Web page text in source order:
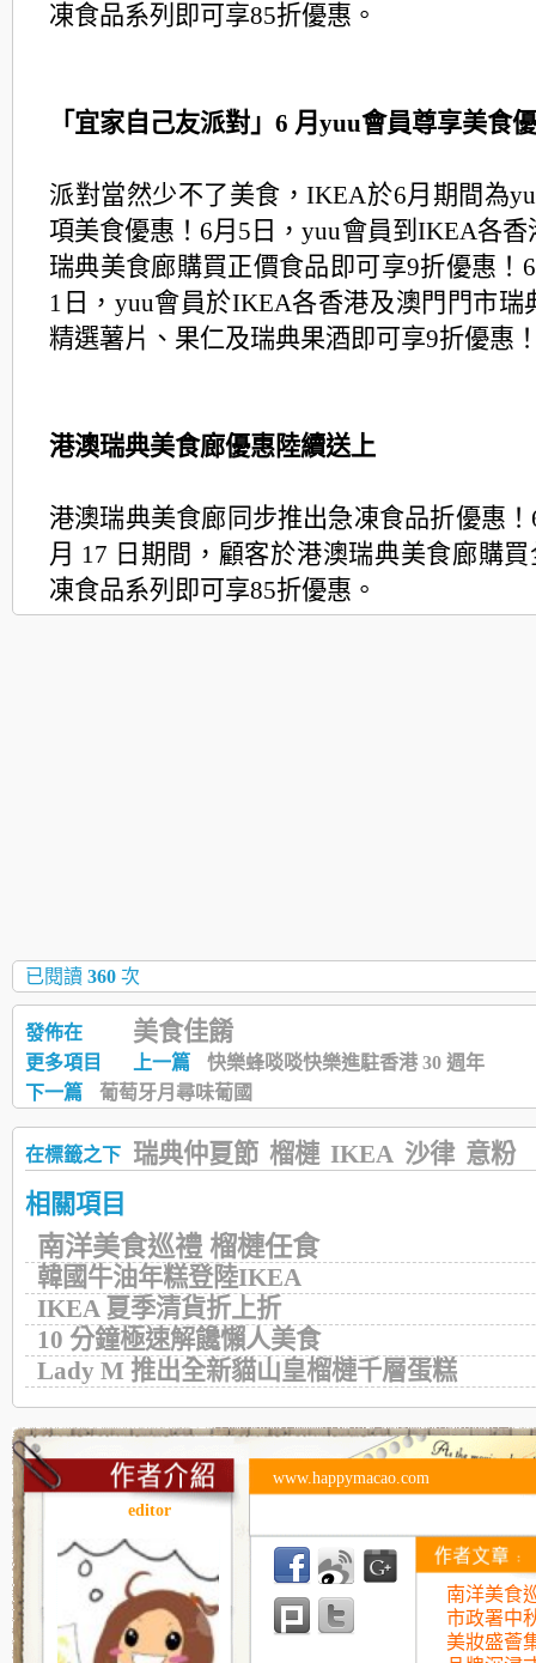
凍食品系列 即可享85折優惠。
「宜家自己友派對」6 月yuu會員尊享美食
派對當然少不了美食，IKEA於6月期間為
項美食優惠！6月5日，yuu會員到IKEA各香
瑞典美食廊購買正價食品即可享9折優惠！
1日， yuu會員於IKEA各香港及澳門門市瑞
精選薯片、 果仁及瑞典果酒即可享9折優惠
港澳瑞典美食廊優惠陸續送上
港澳瑞典美食廊同步推出急凍食品折優惠！
月 17 日期間，顧客於港澳瑞典美食廊購買
凍食品系列 即可享85折優惠。
已閱讀 360 次
發佈在 美食佳餚
更多項目 上一篇
快樂蜂啖啖快樂進駐香港 30 週年
下一篇
葡萄牙月尋味葡國
在標籤之下 瑞典仲夏節 榴槤 IKEA 沙律 意粉
相關項目
南洋美食巡禮 榴槤任食
韓國牛油年糕登陸IKEA
IKEA 夏季清貨折上折
10 分鐘極速解饞懶人美食
Lady M 推出全新貓山皇榴槤千層蛋糕
editor
www.happymacao.com
南洋美食
市政署中
美妝盛薈